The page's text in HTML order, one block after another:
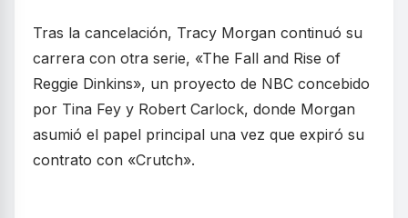
Tras la cancelación, Tracy Morgan continuó su
carrera con otra serie, «The Fall and Rise of
Reggie Dinkins», un proyecto de NBC concebido
por Tina Fey y Robert Carlock, donde Morgan
asumió el papel principal una vez que expiró su
contrato con «Crutch».